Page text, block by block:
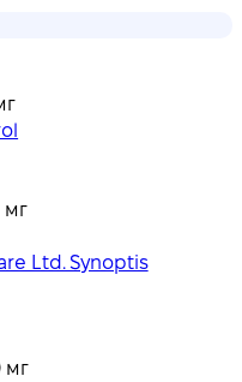
мг
Ltd. Synoptis
мг